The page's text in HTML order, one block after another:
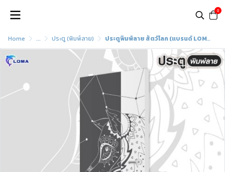
0
Home ... ประตู (พิมพ์ลาย) ประตูพิมพ์ลาย สัตว์โลก (แบรนด์ LOMA)